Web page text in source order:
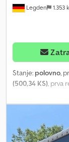
Legden 1.353
Stanje: polovno,
(500,34 KS), prva
prenosa:
nesreću, klima
motorom?! /
volan *